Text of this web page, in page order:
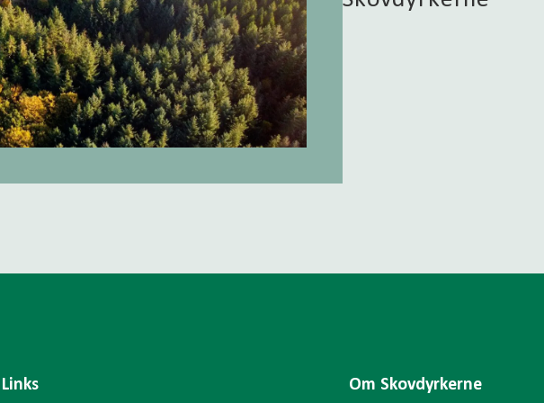
Links Om Skovdyrkerne